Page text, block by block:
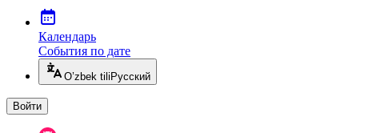
Календарь
События по дате
O’zbek tili Русский
Войти